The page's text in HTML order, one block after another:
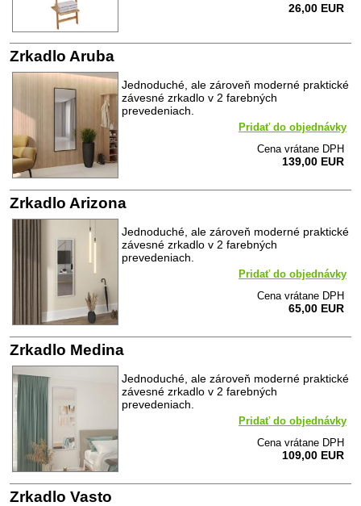
26,00 EUR
Zrkadlo Aruba
Jednoduché, ale zároveň moderné praktické
závesné zrkadlo v 2 farebných
prevedeniach.
Pridať do objednávky
Cena vrátane DPH
139,00 EUR
Zrkadlo Arizona
Jednoduché, ale zároveň moderné praktické
závesné zrkadlo v 2 farebných
prevedeniach.
Pridať do objednávky
Cena vrátane DPH
65,00 EUR
Zrkadlo Medina
Jednoduché, ale zároveň moderné praktické
závesné zrkadlo v 2 farebných
prevedeniach.
Pridať do objednávky
Cena vrátane DPH
109,00 EUR
Zrkadlo Vasto